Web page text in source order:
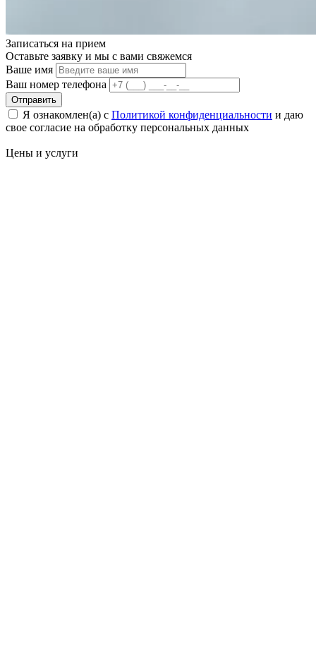
Записаться на прием
Оставьте заявку и мы с вами свяжемся
Ваше имя
Ваш номер телефона
Отправить
Я ознакомлен(а) с Политикой конфиденциальности и даю
свое cогласие на обработку персональных данных
Цены и услуги